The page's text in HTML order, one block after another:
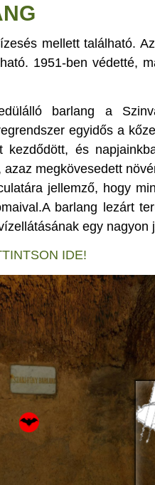
mellett található.
1951-ben védetté,
barlang a
egyidős a
kezdődött, és
megkövesedett
jellemző, hogy
barlang lezárt
egy nagyon
IDE!